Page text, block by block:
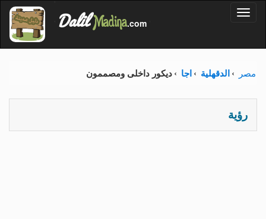
'
Dalil Madina.com
مصر الدقهلية اجا ديكور داخلى ومصممون
رؤية